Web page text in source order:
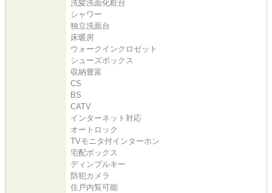
洗髪洗面化粧台
シャワー
独立洗面台
床暖房
ウォークインクロゼット
シューズボックス
収納豊富
CS
BS
CATV
インターネット対応
オートロック
TVモニタ付インターホン
宅配ボックス
ディンプルキー
防犯カメラ
住戸内覧可能